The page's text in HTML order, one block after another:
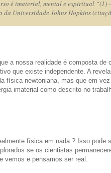
é imaterial, mental e espiritual “(1)
da Universidade Johns Hopkins
a nossa realidade é composta de
que existe independente. A
física newtoniana, mas que em
imaterial como descrito no
física em nada ? Isso pode
se os cientistas
vemos e pensamos ser real.